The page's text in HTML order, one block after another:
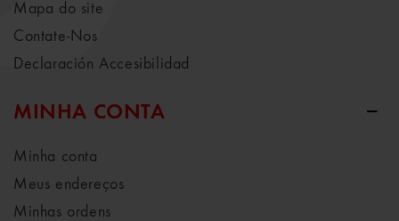
Mapa do site
Contate-Nos
Declaración Accesibilidad
MINHA CONTA
Minha conta
Meus endereços
Minhas ordens